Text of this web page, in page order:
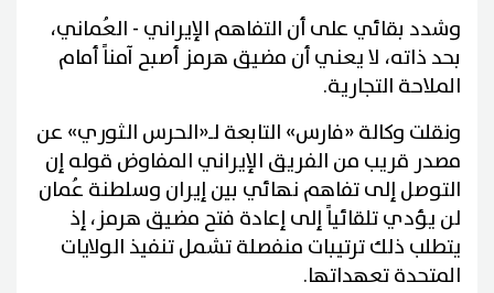
وشدد بقائي على أن التفاهم الإيراني - العُماني،
بحد ذاته، لا يعني أن مضيق هرمز أصبح آمناً أمام
الملاحة التجارية.
ونقلت وكالة «فارس» التابعة لـ«الحرس الثوري» عن
مصدر قريب من الفريق الإيراني المفاوض قوله إن
التوصل إلى تفاهم نهائي بين إيران وسلطنة عُمان
لن يؤدي تلقائياً إلى إعادة فتح مضيق هرمز، إذ
يتطلب ذلك ترتيبات منفصلة تشمل تنفيذ الولايات
المتحدة تعهداتها.